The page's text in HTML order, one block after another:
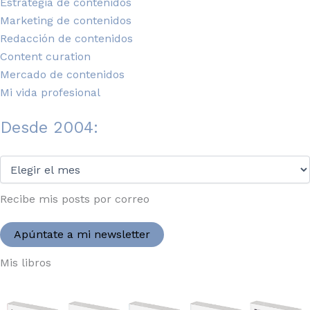
Marketing de contenidos
Redacción de contenidos
Content curation
Mercado de contenidos
Mi vida profesional
Desde 2004:
2004:
Recibe mis posts por correo
Apúntate a mi newsletter
Mis libros